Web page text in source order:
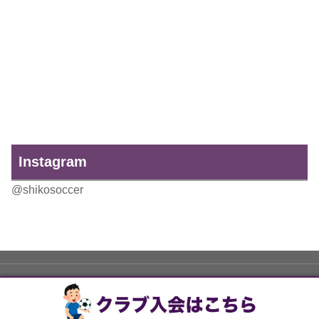
Instagram
@shikosoccer
トップページ
紫光サッカーキッズ
ジュニア クラブ情報 保護者の方々へ